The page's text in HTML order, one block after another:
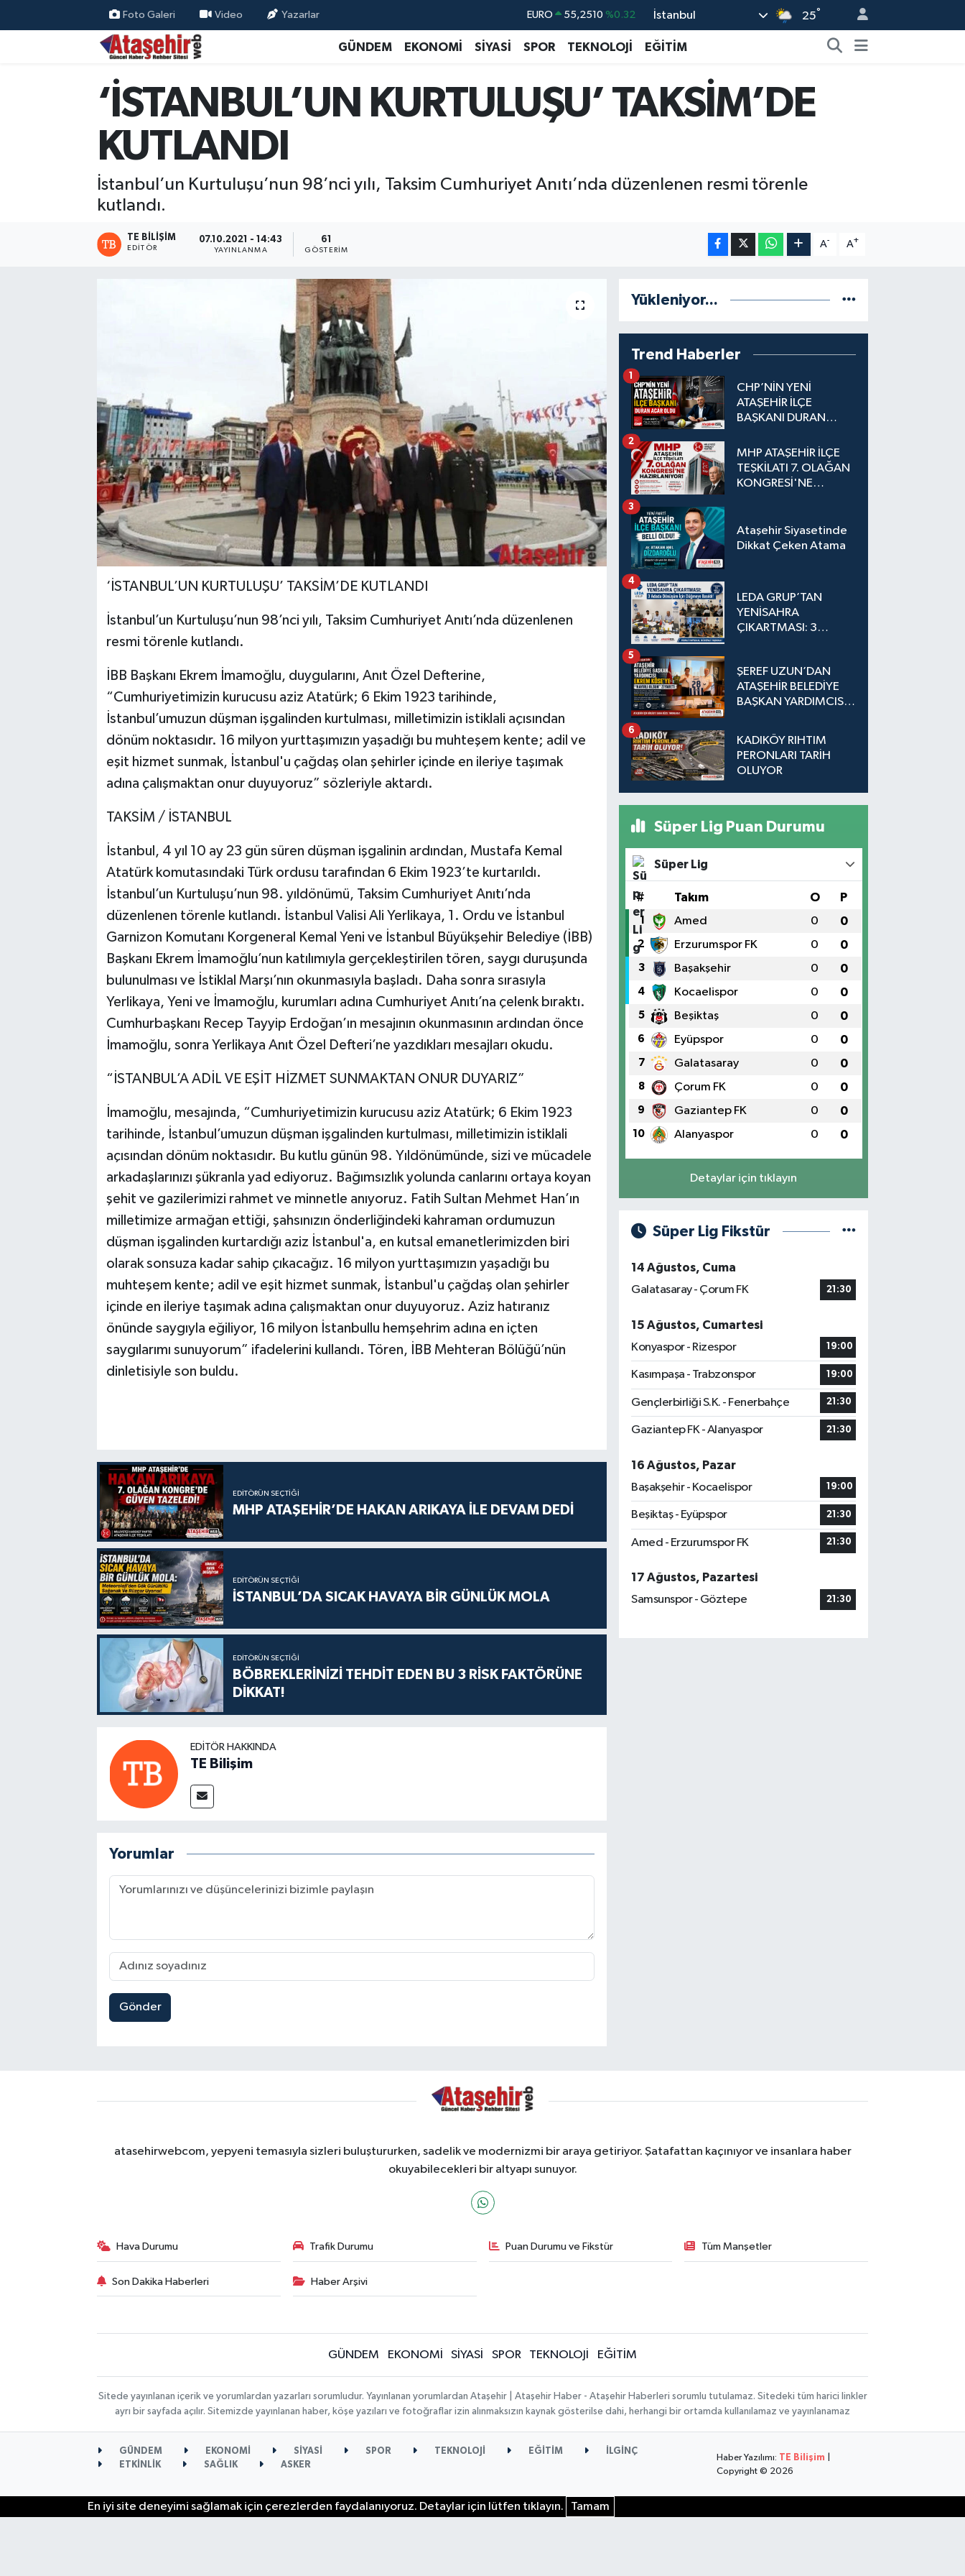
Foto Galeri Video Yazarlar EURO 55,2510 %0.32
STERLİN 64,4811 %0.38
BİST100 13.779 %-14
BITCOIN 64.815,30 %-0.1
İstanbul 25°
GÜNDEM EKONOMİ SİYASİ SPOR TEKNOLOJİ EĞİTİM
‘İSTANBUL’UN KURTULUŞU’ TAKSİM’DE
KUTLANDI
İstanbul’un Kurtuluşu’nun 98’nci yılı, Taksim Cumhuriyet Anıtı’nda düzenlenen resmi törenle
kutlandı.
TE BILIŞIM
EDITÖR
07.10.2021 - 14:43
YAYINLANMA
61
GÖSTERIM
A- A+
‘İSTANBUL’UN KURTULUŞU’ TAKSİM’DE KUTLANDI
İstanbul’un Kurtuluşu’nun 98’nci yılı, Taksim Cumhuriyet Anıtı’nda düzenlenen
resmi törenle kutlandı.
İBB Başkanı Ekrem İmamoğlu, duygularını, Anıt Özel Defterine,
“Cumhuriyetimizin kurucusu aziz Atatürk; 6 Ekim 1923 tarihinde,
İstanbul’umuzun düşman işgalinden kurtulması, milletimizin istiklali açısından
dönüm noktasıdır. 16 milyon yurttaşımızın yaşadığı bu muhteşem kente; adil ve
eşit hizmet sunmak, İstanbul'u çağdaş olan şehirler içinde en ileriye taşımak
adına çalışmaktan onur duyuyoruz” sözleriyle aktardı.
TAKSİM / İSTANBUL
İstanbul, 4 yıl 10 ay 23 gün süren düşman işgalinin ardından, Mustafa Kemal
Atatürk komutasındaki Türk ordusu tarafından 6 Ekim 1923’te kurtarıldı.
İstanbul’un Kurtuluşu’nun 98. yıldönümü, Taksim Cumhuriyet Anıtı’nda
düzenlenen törenle kutlandı. İstanbul Valisi Ali Yerlikaya, 1. Ordu ve İstanbul
Garnizon Komutanı Korgeneral Kemal Yeni ve İstanbul Büyükşehir Belediye (İBB)
Başkanı Ekrem İmamoğlu’nun katılımıyla gerçekleştirilen tören, saygı duruşunda
bulunulması ve İstiklal Marşı’nın okunmasıyla başladı. Daha sonra sırasıyla
Yerlikaya, Yeni ve İmamoğlu, kurumları adına Cumhuriyet Anıtı’na çelenk bıraktı.
Cumhurbaşkanı Recep Tayyip Erdoğan’ın mesajının okunmasının ardından önce
İmamoğlu, sonra Yerlikaya Anıt Özel Defteri’ne yazdıkları mesajları okudu.
“İSTANBUL’A ADİL VE EŞİT HİZMET SUNMAKTAN ONUR DUYARIZ”
İmamoğlu, mesajında, “Cumhuriyetimizin kurucusu aziz Atatürk; 6 Ekim 1923
tarihinde, İstanbul’umuzun düşman işgalinden kurtulması, milletimizin istiklali
açısından dönüm noktasıdır. Bu kutlu günün 98. Yıldönümünde, sizi ve mücadele
arkadaşlarınızı şükranla yad ediyoruz. Bağımsızlık yolunda canlarını ortaya koyan
şehit ve gazilerimizi rahmet ve minnetle anıyoruz. Fatih Sultan Mehmet Han’ın
milletimize armağan ettiği, şahsınızın önderliğindeki kahraman ordumuzun
düşman işgalinden kurtardığı aziz İstanbul'a, en kutsal emanetlerimizden biri
olarak sonsuza kadar sahip çıkacağız. 16 milyon yurttaşımızın yaşadığı bu
muhteşem kente; adil ve eşit hizmet sunmak, İstanbul'u çağdaş olan şehirler
içinde en ileriye taşımak adına çalışmaktan onur duyuyoruz. Aziz hatıranız
önünde saygıyla eğiliyor, 16 milyon İstanbullu hemşehrim adına en içten
saygılarımı sunuyorum” ifadelerini kullandı. Tören, İBB Mehteran Bölüğü’nün
dinletisiyle son buldu.
EDITÖRÜN SEÇTIĞI
MHP ATAŞEHİR’DE HAKAN ARIKAYA İLE DEVAM DEDİ
EDITÖRÜN SEÇTIĞI
İSTANBUL’DA SICAK HAVAYA BİR GÜNLÜK MOLA
EDITÖRÜN SEÇTIĞI
BÖBREKLERİNİZİ TEHDİT EDEN BU 3 RİSK FAKTÖRÜNE
DİKKAT!
EDITÖR HAKKINDA
TE Bilişim
Yorumlar
Gönder
Yükleniyor...
Trend Haberler
CHP’NİN YENİ
ATAŞEHİR İLÇE
BAŞKANI DURAN
1
MHP ATAŞEHİR İLÇE
TEŞKİLATI 7. OLAĞAN
KONGRESİ'NE
2
Ataşehir Siyasetinde
Dikkat Çeken Atama
3
LEDA GRUP’TAN
YENİSAHRA
ÇIKARTMASI: 3
4
ŞEREF UZUN’DAN
ATAŞEHİR BELEDİYE
BAŞKAN YARDIMCISI
"HAYIRLI OLSUN"
ZİYARETİ
5
KADIKÖY RIHTIM
PERONLARI TARİH
OLUYOR
6
Süper Lig Puan Durumu
Süper Lig
# Takım O P
1 Amed 0 0
2 Erzurumspor FK 0 0
3 Başakşehir 0 0
4 Kocaelispor 0 0
5 Beşiktaş 0 0
6 Eyüpspor 0 0
7 Galatasaray 0 0
8 Çorum FK 0 0
9 Gaziantep FK 0 0
10 Alanyaspor 0 0
Detaylar için tıklayın
Süper Lig Fikstür
14 Ağustos, Cuma
Galatasaray - Çorum FK
21:30
15 Ağustos, Cumartesi
Konyaspor - Rizespor
19:00
Kasımpaşa - Trabzonspor 19:00
Gençlerbirliği S.K. - Fenerbahçe 21:30
Gaziantep FK - Alanyaspor 21:30
16 Ağustos, Pazar
Başakşehir - Kocaelispor
19:00
Beşiktaş - Eyüpspor 21:30
Amed - Erzurumspor FK 21:30
17 Ağustos, Pazartesi
Samsunspor - Göztepe
21:30
atasehirwebcom, yepyeni temasıyla sizleri buluştururken, sadelik ve modernizmi bir araya getiriyor. Şatafattan kaçınıyor ve insanlara haber
okuyabilecekleri bir altyapı sunuyor.
Hava Durumu Trafik Durumu Puan Durumu ve Fikstür Tüm Manşetler
Son Dakika Haberleri Haber Arşivi
GÜNDEM EKONOMİ SİYASİ SPOR TEKNOLOJİ EĞİTİM
Sitede yayınlanan içerik ve yorumlardan yazarları sorumludur. Yayınlanan yorumlardan Ataşehir | Ataşehir Haber - Ataşehir Haberleri sorumlu tutulamaz. Sitedeki tüm harici linkler
ayrı bir sayfada açılır. Sitemizde yayınlanan haber, köşe yazıları ve fotoğraflar izin alınmaksızın kaynak gösterilse dahi, herhangi bir ortamda kullanılamaz ve yayınlanamaz
GÜNDEM EKONOMİ SİYASİ SPOR TEKNOLOJİ EĞİTİM
İLGİNÇ
ETKİNLİK
SAĞLIK ASKER
Haber Yazılımı: TE Bilişim
Copyright © 2026
En iyi site deneyimi sağlamak için çerezlerden faydalanıyoruz. Detaylar için lütfen tıklayın. Tamam
Hava Durumu
Trafik Durumu
Süper Lig Puan Durumu ve Fikstür
Son Dakika Haberleri
Haber Arşivi